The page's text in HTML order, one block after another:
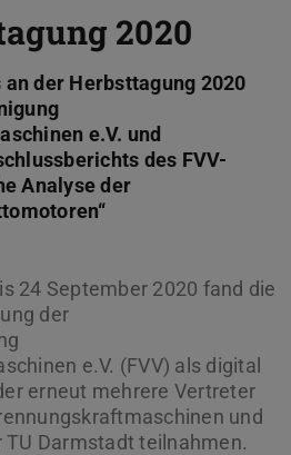
2020
der Herbsttagung 2020
e.V. und
des FVV-
Analyse der
24 September 2020 fand die
der
e.V. (FVV) als digital
erneut mehrere Vertreter
und
Darmstadt teilnahmen.